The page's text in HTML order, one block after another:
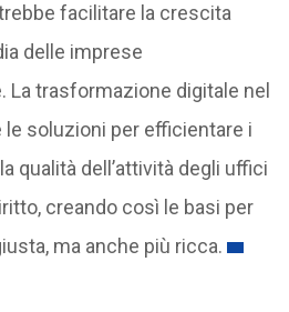
facilitare la crescita
delle imprese
La trasformazione digitale nel
soluzioni per efficientare i
qualità dell’attività degli uffici
creando così le basi per
ma anche più ricca.